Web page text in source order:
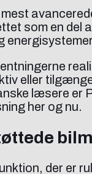
som en del
eller
læsere er
her og nu.
der er